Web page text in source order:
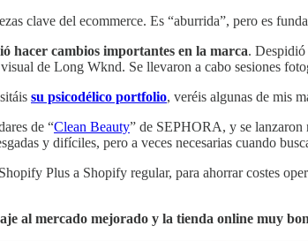
clave del ecommerce. Es “aburrida”, pero es
hacer cambios importantes en la marca.
de Long Wknd. Se llevaron a cabo sesiones
su psicodélico portfolio, veréis algunas de mis
de “Clean Beauty” de SEPHORA, y se lanzaron
y difíciles, pero a veces necesarias cuando
Plus a Shopify regular, para ahorrar costes
al mercado mejorado y la tienda online muy